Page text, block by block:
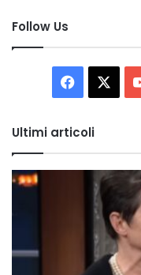
Follow Us
Facebook
Ultimi articoli